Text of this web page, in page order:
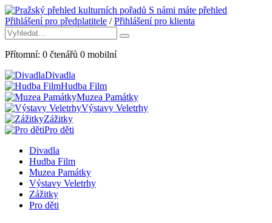
S námi máte přehled
Přihlášení pro předplatitele /Přihlášení pro klienta
Přítomní: 0 čtenářů 0 mobilní
Divadla
Hudba Film
Muzea Památky
Výstavy Veletrhy
Zážitky
Pro děti
Divadla
Hudba Film
Muzea Památky
Výstavy Veletrhy
Zážitky
Pro děti